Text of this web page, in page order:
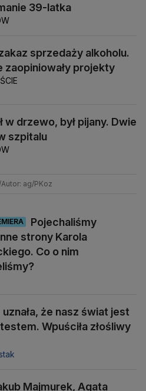
39-latka
sprzedaży alkoholu.
zaopiniowały projekty
w drzewo, był pijany. Dwie
szpitalu
ag/PKoz
Pojechaliśmy
strony Karola
Co o nim
uznała, że nasz świat jest
Wpuściła złośliwy
Majmurek, Agata